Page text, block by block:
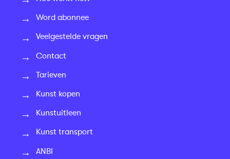
Word abonnee
Veelgestelde vragen
Contact
Tarieven
Kunst kopen
Kunstuitleen
Kunst transport
ANBI